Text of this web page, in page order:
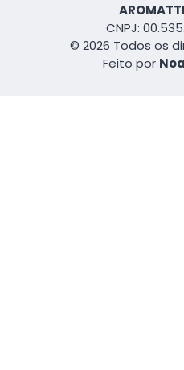
CNPJ:
© 2026 Todos os
Feito por